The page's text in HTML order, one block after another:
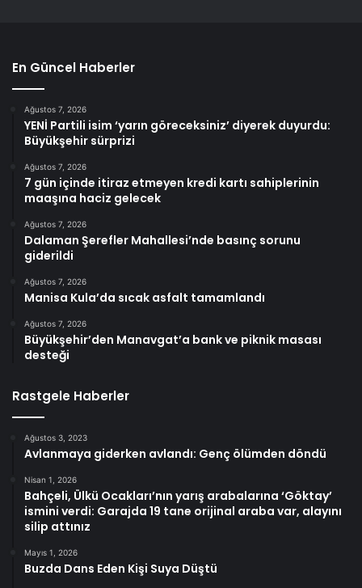
En Güncel Haberler
Ağustos 7, 2026
YENİ Partili isim ‘yarın göreceksiniz’ diyerek duyurdu:
Büyükşehir sürprizi
Ağustos 7, 2026
7 gün içinde itiraz etmeyen kredi kartı sahiplerinin
maaşına haciz gelecek
Ağustos 7, 2026
Dalaman Şerefler Mahallesi’nde basınç sorunu
giderildi
Ağustos 7, 2026
Manisa Kula’da sıcak asfalt tamamlandı
Ağustos 7, 2026
Büyükşehir’den Manavgat’a bank ve piknik masası
desteği
Rastgele Haberler
Ağustos 3, 2023
Avlanmaya giderken avlandı: Genç ölümden döndü
Nisan 1, 2026
Bahçeli, Ülkü Ocakları’nın yarış arabalarına ‘Göktay’
ismini verdi: Garajda 19 tane orijinal araba var, alayını
silip attınız
Mayıs 1, 2026
Buzda Dans Eden Kişi Suya Düştü